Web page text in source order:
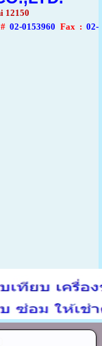
12150
#02-0153960 Fax :02-